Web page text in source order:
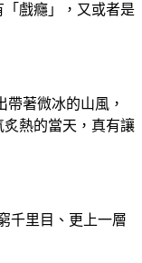
戲癮」，又或者是
著微冰的山風，
熱的當天，真有讓
千里目、更上一層